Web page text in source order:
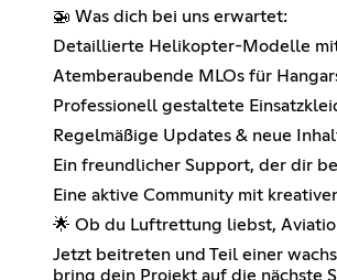
🚁 Was dich bei uns erwartet:
Detaillierte Helikopter-Modelle
Atemberaubende MLOs für
Professionell gestaltete
Regelmäßige Updates & neue
Ein freundlicher Support, der dir
Eine aktive Community mit
🌟 Ob du Luftrettung liebst,
Jetzt beitreten und Teil einer
bring dein Projekt auf die nächste